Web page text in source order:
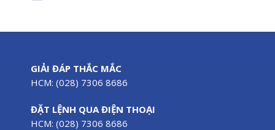
GIẢI ĐÁP THẮC MẮC
HCM: (028) 7306 8686
ĐẶT LỆNH QUA ĐIỆN THOẠI
HCM: (028) 7306 8686